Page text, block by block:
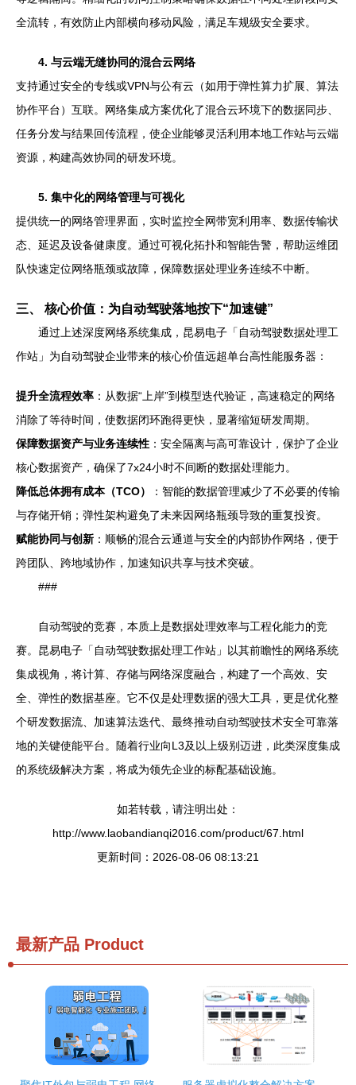
全流转，有效防止内部横向移动风险，满足车规级安全要求。
4. 与云端无缝协同的混合云网络
支持通过安全的专线或VPN与公有云（如用于弹性算力扩展、算法
协作平台）互联。网络集成方案优化了混合云环境下的数据同步、
任务分发与结果回传流程，使企业能够灵活利用本地工作站与云端
资源，构建高效协同的研发环境。
5. 集中化的网络管理与可视化
提供统一的网络管理界面，实时监控全网带宽利用率、数据传输状
态、延迟及设备健康度。通过可视化拓扑和智能告警，帮助运维团
队快速定位网络瓶颈或故障，保障数据处理业务连续不中断。
三、 核心价值：为自动驾驶落地按下“加速键”
通过上述深度网络系统集成，昆易电子「自动驾驶数据处理工
作站」为自动驾驶企业带来的核心价值远超单台高性能服务器：
提升全流程效率 ：从数据“上岸”到模型迭代验证，高速稳定的网络
消除了等待时间，使数据闭环跑得更快，显著缩短研发周期。
保障数据资产与业务连续性 ：安全隔离与高可靠设计，保护了企业
核心数据资产，确保了7x24小时不间断的数据处理能力。
降低总体拥有成本（TCO）
：智能的数据管理减少了不必要的传输
与存储开销；弹性架构避免了未来因网络瓶颈导致的重复投资。
赋能协同与创新 ：顺畅的混合云通道与安全的内部协作网络，便于
跨团队、跨地域协作，加速知识共享与技术突破。
###
自动驾驶的竞赛，本质上是数据处理效率与工程化能力的竞
赛。昆易电子「自动驾驶数据处理工作站」以其前瞻性的网络系统
集成视角，将计算、存储与网络深度融合，构建了一个高效、安
全、弹性的数据基座。它不仅是处理数据的强大工具，更是优化整
个研发数据流、加速算法迭代、最终推动自动驾驶技术安全可靠落
地的关键使能平台。随着行业向L3及以上级别迈进，此类深度集成
的系统级解决方案，将成为领先企业的标配基础设施。
如若转载，请注明出处：
http://www.laobandianqi2016.com/product/67.html
更新时间：2026-08-06 08:13:21
最新产品 Product